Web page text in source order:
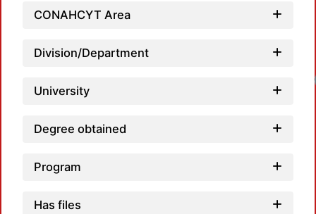
CONAHCYT Area
Division/Department
University
Degree obtained
Program
Has files